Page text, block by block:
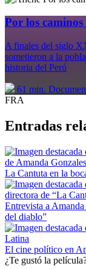
Por los
A finales del siglo
sometieron a la
historia del Perú
61 min.
FRA
Entradas
La Cantuta en la
Entrevista a
del diablo”
El cine político en
¿Te gustó la